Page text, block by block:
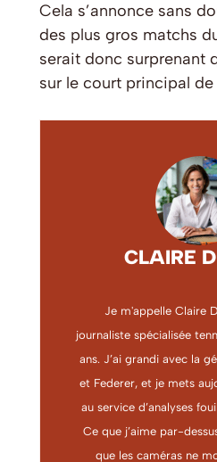
Cela s’annonce sans
des plus gros matchs
serait donc surprenant
sur le court principal de
CLAIRE
Je m'appelle Claire
journaliste spécialisée
ans. J’ai grandi avec la
et Federer, et je mets
au service d’analyses
Ce que j’aime par-
que les caméras ne